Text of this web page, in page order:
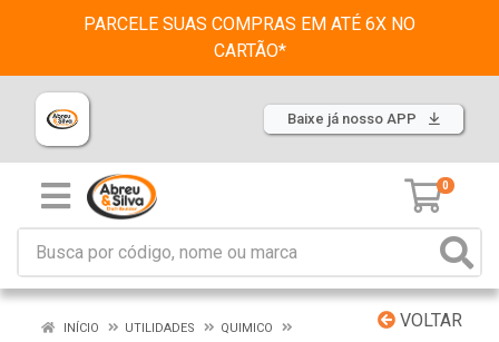
PARCELE SUAS COMPRAS EM ATÉ 6X NO
CARTÃO*
Baixe já nosso APP
0
VOLTAR
INÍCIO UTILIDADES
QUIMICO